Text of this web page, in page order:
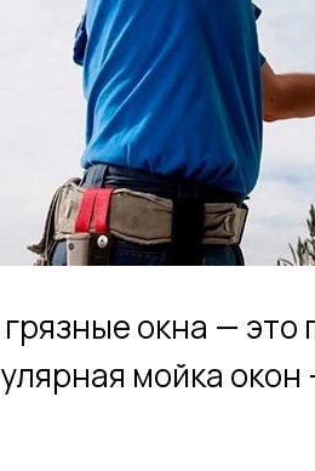
окна — это
мойка окон